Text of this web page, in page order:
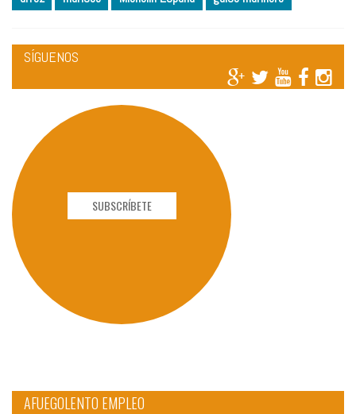
SÍGUENOS
SUBSCRÍBETE
AFUEGOLENTO EMPLEO